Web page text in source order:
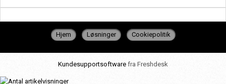
Hjem Løsninger Cookiepolitik
Kundesupportsoftware fra Freshdesk